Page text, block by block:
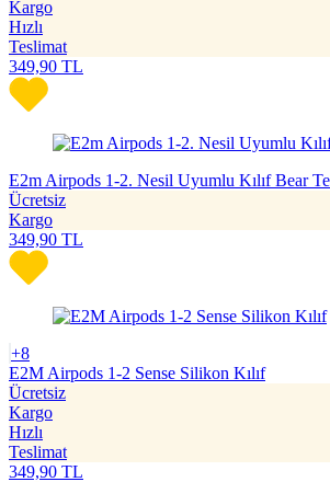
Kargo
Hızlı
Teslimat
349,90 TL
E2m Airpods 1-2. Nesil Uyumlu Kılıf Bear
Ücretsiz
Kargo
349,90 TL
+8
E2M Airpods 1-2 Sense Silikon Kılıf
Ücretsiz
Kargo
Hızlı
Teslimat
349,90 TL